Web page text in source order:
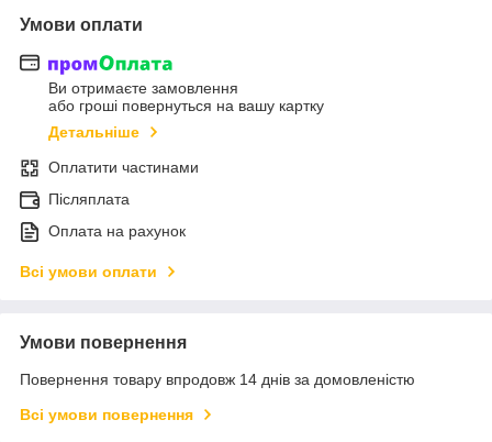
Умови оплати
Ви отримаєте замовлення
або гроші повернуться на вашу картку
Детальніше
Оплатити частинами
Післяплата
Оплата на рахунок
Всі умови оплати
Умови повернення
Повернення товару впродовж 14 днів за домовленістю
Всі умови повернення